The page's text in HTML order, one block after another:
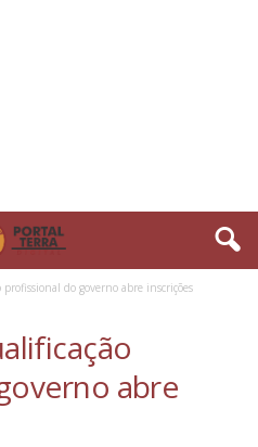
profissional do governo abre inscrições
abre